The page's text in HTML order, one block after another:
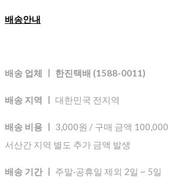
배송안내
배송 업체 ㅣ 한진택배 (1588-0011)
배송 지역 ㅣ 대한민국 전지역
배송 비용 ㅣ 3,000원 / 구매 금액
서산간 지역 별도 추가 금액 발생
배송 기간 ㅣ 주말·공휴일 제외 2일 ~ 5일